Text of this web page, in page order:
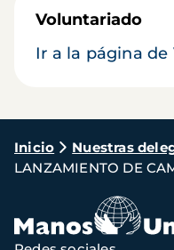
Voluntariado
Ir a la página
Ruta
de
navegación
Inicio Nuestras
LANZAMIENTO DE